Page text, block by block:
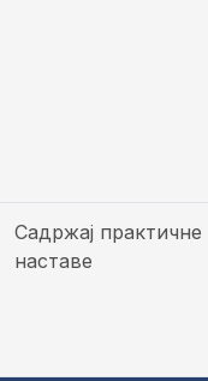
Садржај практичне
наставе